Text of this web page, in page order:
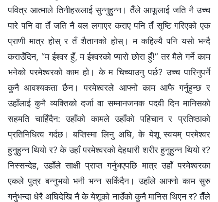
पवित्र आत्माले तिनीहरूलाई सुन्नुहुन्न। तैँले आफूलाई जति नै उच्च
पारे पनि वा तँ जति नै बल लगाएर कराए पनि तँ सृष्टि गरिएको एक
प्राणी मात्र होस् र तँ शैतानको होस्। म कहिल्यै पनि यसो भन्दै
कराउँदिन, “म ईश्‍वर हुँ, म ईश्‍वरको प्यारो छोरा हुँ!” तर मैले गर्ने काम
भनेको परमेश्‍वरको काम हो। के म चिच्याउनु पर्छ? उच्च पारिनुपर्ने
कुनै आवश्यकता छैन। परमेश्‍वरले आफ्नो काम आफै गर्नुहुन्छ र
उहाँलाई कुनै व्यक्तिको दर्जा वा सम्‍मानजनक पदवी दिन मानिसको
सहमति चाहिँदैन: उहाँको कामले उहाँको पहिचान र प्रतिष्ठाको
प्रतिनिधित्व गर्दछ। बप्तिस्मा लिनु अघि, के येशू स्वयम् परमेश्‍वर
हुनुहुन्न थियो र? के उहाँ परमेश्‍वरको देहधारी शरीर हुनुहुन्न थियो र?
निस्सन्देह, उहाँले साक्षी प्राप्त गर्नुभएपछि मात्र उहाँ परमेश्‍वरका
एकले पुत्र बन्नुभयो भनी भन्न सकिँदैन। उहाँले आफ्नो काम सुरु
गर्नुभन्दा धेरै अघिदेखि नै के येशूको नाउँको कुनै मानिस थिएन र? तैँले